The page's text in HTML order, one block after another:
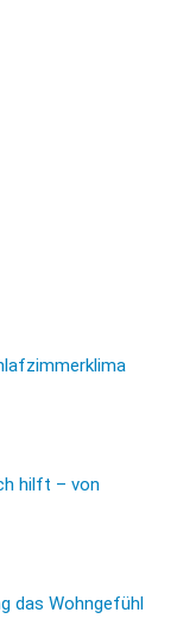
hilft – von
das Wohngefühl